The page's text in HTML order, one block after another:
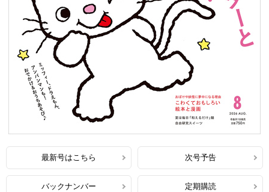
最新号はこちら 次号予告
バックナンバー 定期購読